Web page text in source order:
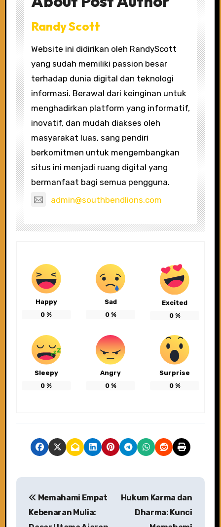
Randy Scott
Website ini didirikan oleh RandyScott
yang sudah memiliki passion besar
terhadap dunia digital dan teknologi
informasi. Berawal dari keinginan untuk
menghadirkan platform yang informatif,
inovatif, dan mudah diakses oleh
masyarakat luas, sang pendiri
berkomitmen untuk mengembangkan
situs ini menjadi ruang digital yang
bermanfaat bagi semua pengguna.
admin@southbendlions.com
Happy
0 %
Sad
0%
Excited
0%
Sleepy
0 %
Angry
0%
Surprise
0%
P
Memahami Empat
Kebenaran Mulia:
Hukum Karma dan
Dharma: Kunci